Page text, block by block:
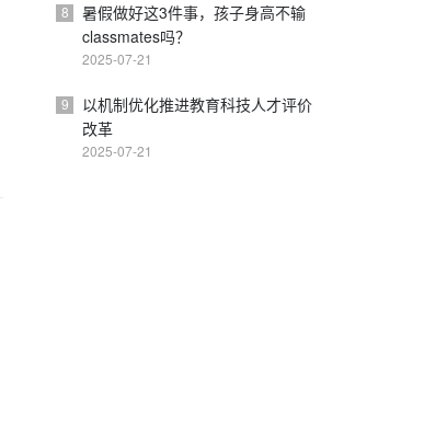
暑假做好这3件事，孩子身高不输
classmates吗？
2025-07-21
8
以机制优化推进教育科技人才评价
改革
2025-07-21
9